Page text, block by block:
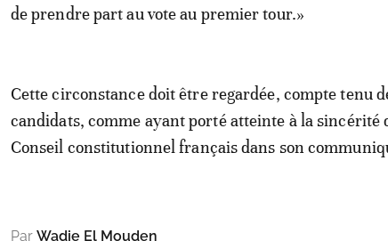
de prendre part au vote au premier tour.»
Cette circonstance doit être regardée, compte tenu
candidats, comme ayant porté atteinte à la sincérité
Conseil constitutionnel français dans son
Par Wadie El Mouden